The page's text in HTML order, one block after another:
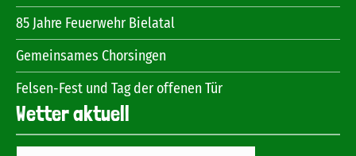
85 Jahre Feuerwehr Bielatal
Gemeinsames Chorsingen
Felsen-Fest und Tag der offenen Tür
Wetter aktuell